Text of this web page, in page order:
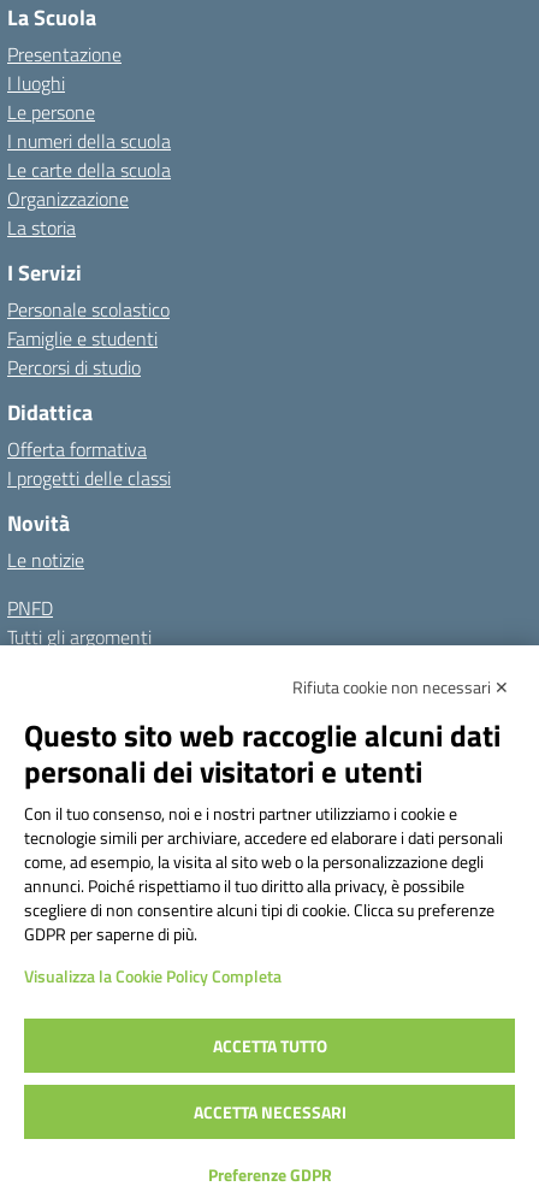
La Scuola
Presentazione
I luoghi
Le persone
I numeri della scuola
Le carte della scuola
Organizzazione
La storia
I Servizi
Personale scolastico
Famiglie e studenti
Percorsi di studio
Didattica
Offerta formativa
I progetti delle classi
Novità
Le notizie
PNFD
Tutti gli argomenti
Albo online
Dichiarazione di accessibilitàNote legali
Seguici su:
Indirizzo: Via Frattini 11, Torino
Centralino: 011 3099128 Email:tois003003@istruzione.it
Posta elettronica certificata (PEC):tois003003@pec.istruzione.it
Codice fiscale: 80090800014
Codice meccanografico:TOIS003003
Concept & Design by Designers Italia
Rifiuta cookie non necessari ✕
Questo sito web raccoglie alcuni dati
personali dei visitatori e utenti
Con il tuo consenso, noi e i nostri partner utilizziamo i cookie e
tecnologie simili per archiviare, accedere ed elaborare i dati personali
come, ad esempio, la visita al sito web o la personalizzazione degli
annunci. Poiché rispettiamo il tuo diritto alla privacy, è possibile
scegliere di non consentire alcuni tipi di cookie. Clicca su preferenze
GDPR per saperne di più.
Visualizza la Cookie Policy Completa
ACCETTA TUTTO
ACCETTA NECESSARI
Preferenze GDPR